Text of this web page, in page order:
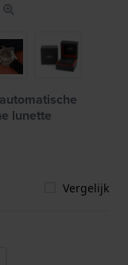
lunette
Vergelijk